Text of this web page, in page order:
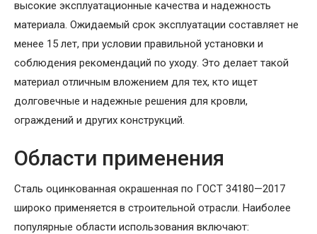
высокие эксплуатационные качества и надежность
материала. Ожидаемый срок эксплуатации составляет не
менее 15 лет, при условии правильной установки и
соблюдения рекомендаций по уходу. Это делает такой
материал отличным вложением для тех, кто ищет
долговечные и надежные решения для кровли,
ограждений и других конструкций.
Области применения
Сталь оцинкованная окрашенная по ГОСТ 34180—2017
широко применяется в строительной отрасли. Наиболее
популярные области использования включают: